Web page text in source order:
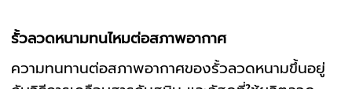
รั้วลวดหนามทนไหมต่อสภาพอากาศ
ความทนทานต่อสภาพอากาศของรั้วลวดหนามขึ้นอยู่